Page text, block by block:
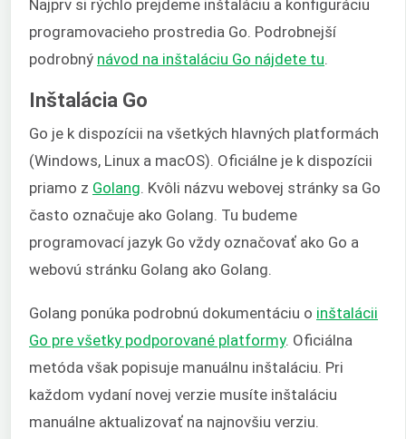
Najprv si rýchlo prejdeme inštaláciu a konfiguráciu
programovacieho prostredia Go. Podrobnejší
podrobný návod na inštaláciu Go nájdete tu
Inštalácia Go
Go je k dispozícii na všetkých hlavných platformách
(Windows, Linux a macOS). Oficiálne je k dispozícii
priamo z Golang. Kvôli názvu webovej stránky sa Go
často označuje ako Golang. Tu budeme
programovací jazyk Go vždy označovať ako Go a
webovú stránku Golang ako Golang.
Golang ponúka podrobnú dokumentáciu o inštalácii
Go pre všetky podporované platformy. Oficiálna
metóda však popisuje manuálnu inštaláciu. Pri
každom vydaní novej verzie musíte inštaláciu
manuálne aktualizovať na najnovšiu verziu.